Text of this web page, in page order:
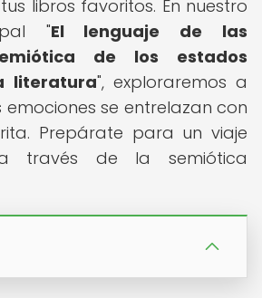
libros favoritos. En nuestro
"El lenguaje de las
de los estados
literatura", exploraremos a
se entrelazan con
Prepárate para un viaje
través de la semiótica